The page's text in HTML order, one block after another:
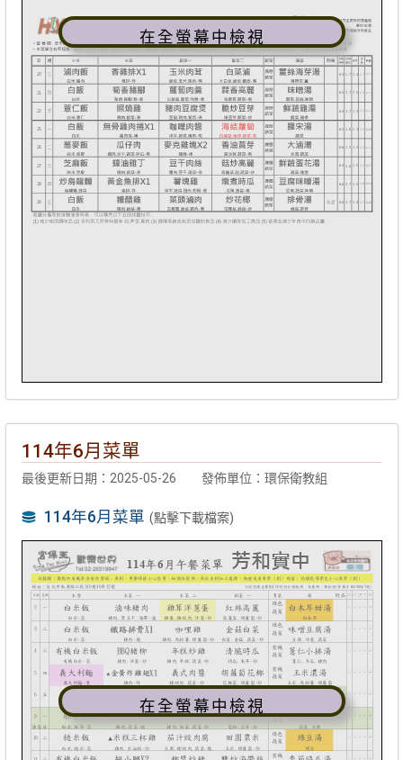
在全螢幕中檢視
114年6月菜單
最後更新日期：2025-05-26 發佈單位：環保衛教組
114年6月菜單 (點擊下載檔案)
在全螢幕中檢視